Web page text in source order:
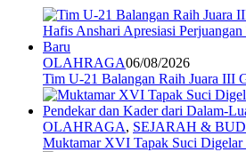
OLAHRAGA06/08/2026
Tim U-21 Balangan Raih Juara III
OLAHRAGA, SEJARAH &
Muktamar XVI Tapak Suci